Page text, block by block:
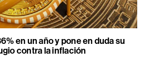
en un año y pone en duda su
contra la inflación